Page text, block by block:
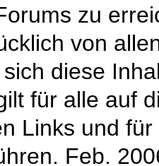
zu
von
diese
für alle auf
Links und
Feb.